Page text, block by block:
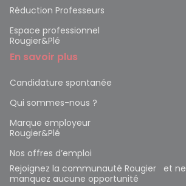
Réduction Professeurs
Espace professionnel
Rougier&Plé
En savoir plus
Candidature spontanée
Qui sommes-nous ?
Marque employeur
Rougier&Plé
Nos offres d’emploi
Rejoignez la communauté Rougier et ne
manquez aucune opportunité